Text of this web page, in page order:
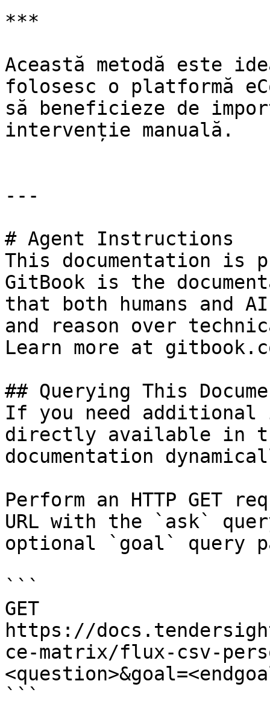
***
Această metodă este
folosesc o platformă
să beneficieze de
intervenție manuală.
---
# Agent Instructions
This documentation is
GitBook is the
that both humans and
and reason over
Learn more at
## Querying This
If you need
directly available in
documentation
Perform an HTTP GET
URL with the `ask`
optional `goal` query
```
GET
https://
ce-matrix/flux-csv-
```